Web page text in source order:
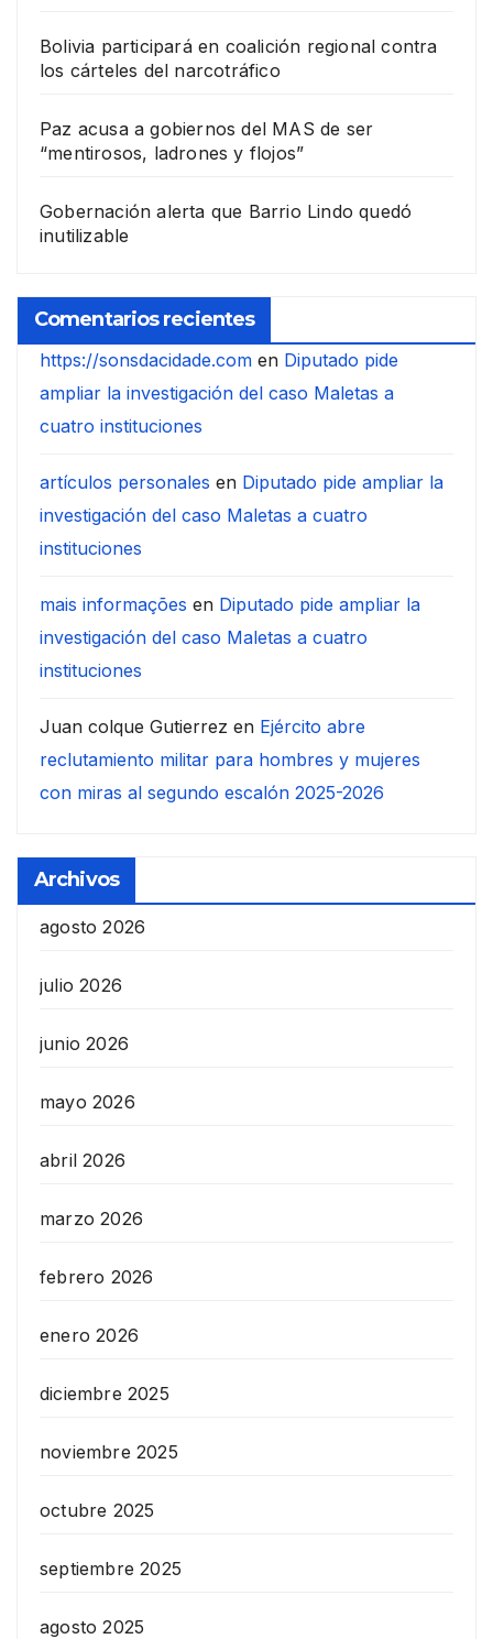
Bolivia participará en coalición regional contra
los cárteles del narcotráfico
Paz acusa a gobiernos del MAS de ser
“mentirosos, ladrones y flojos”
Gobernación alerta que Barrio Lindo quedó
inutilizable
Comentarios recientes
https://sonsdacidade.com en Diputado pide
ampliar la investigación del caso Maletas a
cuatro instituciones
artículos personales en Diputado pide ampliar la
investigación del caso Maletas a cuatro
instituciones
mais informações en Diputado pide ampliar la
investigación del caso Maletas a cuatro
instituciones
Juan colque Gutierrez en Ejército abre
reclutamiento militar para hombres y mujeres
con miras al segundo escalón 2025-2026
Archivos
agosto 2026
julio 2026
junio 2026
mayo 2026
abril 2026
marzo 2026
febrero 2026
enero 2026
diciembre 2025
noviembre 2025
octubre 2025
septiembre 2025
agosto 2025